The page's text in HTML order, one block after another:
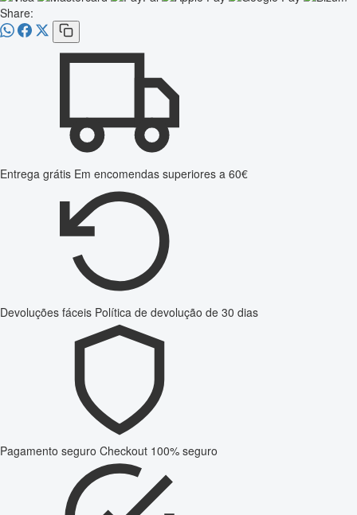
Share:
Entrega grátis Em encomendas superiores a 60€
Devoluções fáceis Política de devolução de 30 dias
Pagamento seguro Checkout 100% seguro